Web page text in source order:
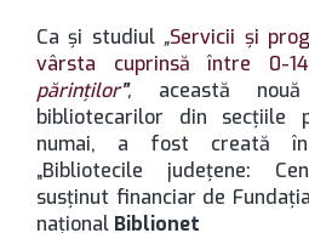
Ca şi studiul „Servicii şi
vârsta cuprinsă între 0-
părinţilor”, această
bibliotecarilor din secţiile
numai, a fost creată în
„Bibliotecile judeţene:
susţinut financiar de
naţional Biblionet